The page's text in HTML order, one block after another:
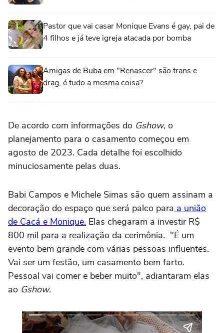
Pastor que vai casar Monique Evans é gay, pai de
4 filhos e já teve igreja atacada por bomba
Amigas de Buba em "Renascer" são trans e
drag, é tudo a mesma coisa?
De acordo com informações do Gshow, o
planejamento para o casamento começou em
agosto de 2023. Cada detalhe foi escolhido
minuciosamente pelas duas.
Babi Campos e Michele Simas são quem assinam a
decoração do espaço que será palco para a união
de Cacá e Monique. Elas chegaram a investir R$
800 mil para a realização da cerimônia. "É um
evento bem grande com várias pessoas influentes.
Vai ser um festão, um casamento bem farto.
Pessoal vai comer e beber muito", adiantaram elas
ao Gshow.